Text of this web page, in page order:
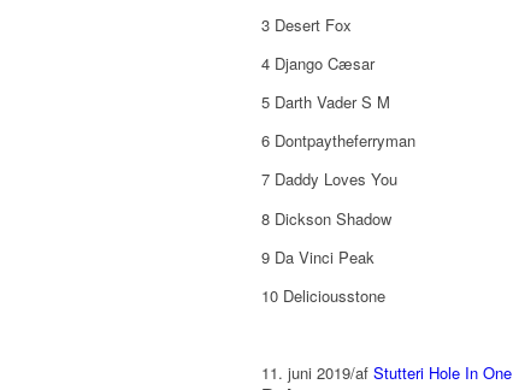
3 Desert Fox
4 Django Cæsar
5 Darth Vader S M
6 Dontpaytheferryman
7 Daddy Loves You
8 Dickson Shadow
9 Da Vinci Peak
10 Deliciousstone
11. juni 2019/af Stutteri Hole In One